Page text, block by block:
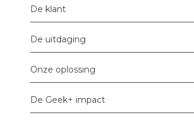
De klant
De uitdaging
Onze oplossing
De Geek+ impact